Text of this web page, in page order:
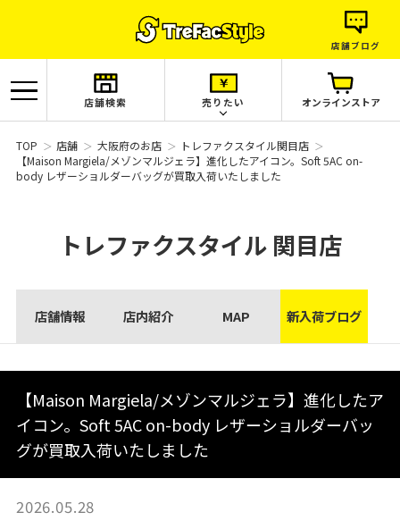
店舗ブログ
店舗検索 売りたい オンラインストア
TOP 店舗 大阪府のお店
トレファクスタイル関目店
【Maison Margiela/メゾンマルジェラ】進化したアイコン。Soft 5AC on-
body レザーショルダーバッグが買取入荷いたしました
トレファクスタイル 関目店
店舗情報 店内紹介 MAP 新入荷ブログ
【Maison Margiela/メゾンマルジェラ】進化したア
イコン。Soft 5AC on-body レザーショルダーバッ
グが買取入荷いたしました
2026.05.28